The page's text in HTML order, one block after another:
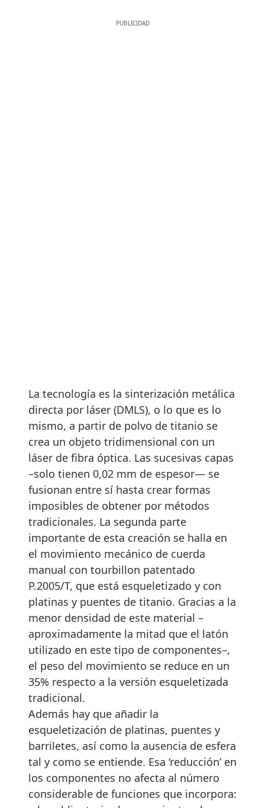
La tecnología es la sinterización metálica
directa por láser (DMLS), o lo que es lo
mismo, a partir de polvo de titanio se
crea un objeto tridimensional con un
láser de fibra óptica. Las sucesivas capas
–solo tienen 0,02 mm de espesor— se
fusionan entre sí hasta crear formas
imposibles de obtener por métodos
tradicionales. La segunda parte
importante de esta creación se halla en
el movimiento mecánico de cuerda
manual con tourbillon patentado
P.2005/T, que está esqueletizado y con
platinas y puentes de titanio. Gracias a la
menor densidad de este material –
aproximadamente la mitad que el latón
utilizado en este tipo de componentes–,
el peso del movimiento se reduce en un
35% respecto a la versión esqueletizada
tradicional.
Además hay que añadir la
esqueletización de platinas, puentes y
barriletes, así como la ausencia de esfera
tal y como se entiende. Esa ‘reducción’ en
los componentes no afecta al número
considerable de funciones que incorpora: